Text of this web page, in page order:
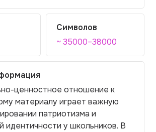
Символов
~ 35000–38000
ценностное отношение к
материалу играет важную
патриотизма и
идентичности у школьников. В